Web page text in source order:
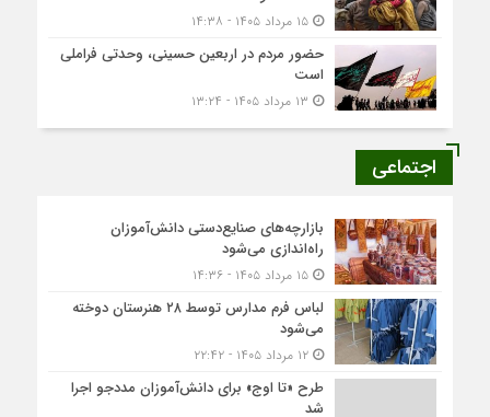
۱۵ مرداد ۱۴۰۵ - ۱۴:۳۸
حضور مردم در اربعین حسینی، وحدتی فراملی
است
اجتماعی
بازارچه‌های صنایع‌دستی دانش‌آموزان
راه‌اندازی می‌شود
۱۵ مرداد ۱۴۰۵ - ۱۴:۳۶
لباس فرم مدارس توسط ۲۸ هنرستان‌ دوخته
می‌شود
۱۲ مرداد ۱۴۰۵ - ۲۲:۴۲
طرح «تا اوج» برای دانش‌آموزان مددجو اجرا
شد